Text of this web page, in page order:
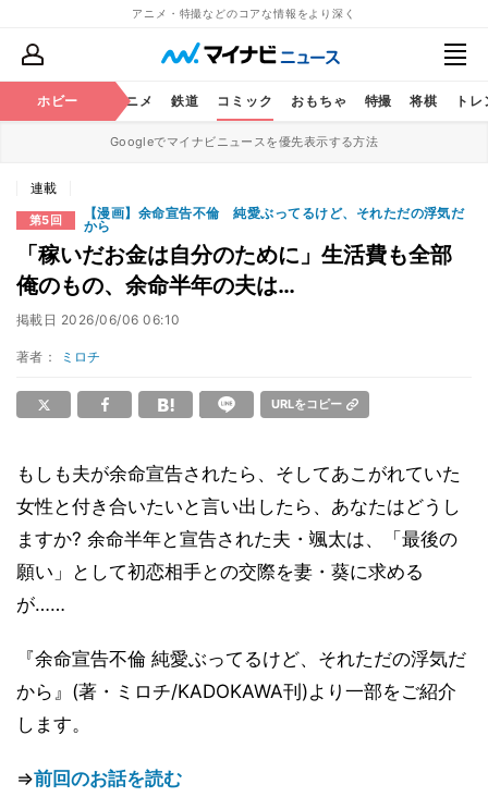
アニメ・特撮などのコアな情報をより深く
ホビー アニメ 鉄道 コミック おもちゃ 特撮 将棋 ト
Googleでマイナビニュースを優先表示する方法
連載
第5回
【漫画】余命宣告不倫 純愛ぶってるけど、それただの浮気だ
から
「稼いだお金は自分のために」生活費も全部
俺のもの、余命半年の夫は…
掲載日 2026/06/06 06:10
著者： ミロチ
URLをコピー
もしも夫が余命宣告されたら、そしてあこがれていた
女性と付き合いたいと言い出したら、あなたはどうし
ますか? 余命半年と宣告された夫・颯太は、「最後の
願い」として初恋相手との交際を妻・葵に求める
が……
『余命宣告不倫 純愛ぶってるけど、それただの浮気だ
から』(著・ミロチ/KADOKAWA刊)より一部をご紹介
します。
⇒前回のお話を読む